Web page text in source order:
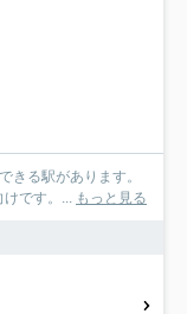
きる駅があります。
です。...
もっと見る